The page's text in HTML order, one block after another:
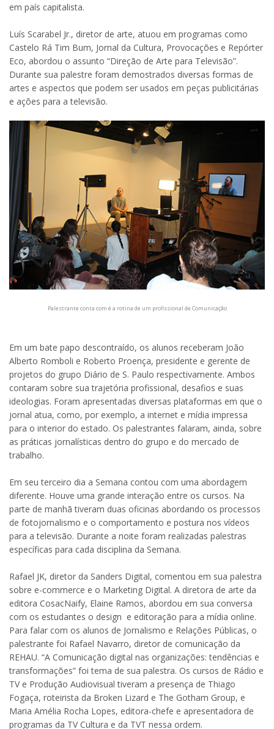
em país capitalista.
Luís Scarabel Jr., diretor de arte, atuou em programas como
Castelo Rá Tim Bum, Jornal da Cultura, Provocações e Repórter
Eco, abordou o assunto “Direção de Arte para Televisão”.
Durante sua palestre foram demostrados diversas formas de
artes e aspectos que podem ser usados em peças publicitárias
e ações para a televisão.
Palestrante conta com é a rotina de um profissional de Comunicação
Em um bate papo descontraído, os alunos receberam João
Alberto Romboli e Roberto Proença, presidente e gerente de
projetos do grupo Diário de S. Paulo respectivamente. Ambos
contaram sobre sua trajetória profissional, desafios e suas
ideologias. Foram apresentadas diversas plataformas em que o
jornal atua, como, por exemplo, a internet e mídia impressa
para o interior do estado. Os palestrantes falaram, ainda, sobre
as práticas jornalísticas dentro do grupo e do mercado de
trabalho.
Em seu terceiro dia a Semana contou com uma abordagem
diferente. Houve uma grande interação entre os cursos. Na
parte de manhã tiveram duas oficinas abordando os processos
de fotojornalismo e o comportamento e postura nos vídeos
para a televisão. Durante a noite foram realizadas palestras
específicas para cada disciplina da Semana.
Rafael JK, diretor da Sanders Digital, comentou em sua palestra
sobre e-commerce e o Marketing Digital. A diretora de arte da
editora CosacNaify, Elaine Ramos, abordou em sua conversa
com os estudantes o design e editoração para a mídia online.
Para falar com os alunos de Jornalismo e Relações Públicas, o
palestrante foi Rafael Navarro, diretor de comunicação da
REHAU. “A Comunicação digital nas organizações: tendências e
transformações” foi tema de sua palestra. Os cursos de Rádio e
TV e Produção Audiovisual tiveram a presença de Thiago
Fogaça, roteirista da Broken Lizard e The Gotham Group, e
Maria Amélia Rocha Lopes, editora-chefe e apresentadora de
programas da TV Cultura e da TVT nessa ordem.